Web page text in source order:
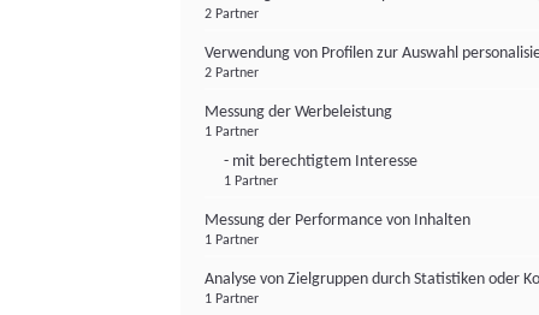
2 Partner
Verwendung von Profilen zur Auswahl
2 Partner
Messung der Werbeleistung
1 Partner
- mit berechtigtem Interesse
1 Partner
Messung der Performance von Inhalten
1 Partner
Analyse von Zielgruppen durch Statistiken oder
1 Partner